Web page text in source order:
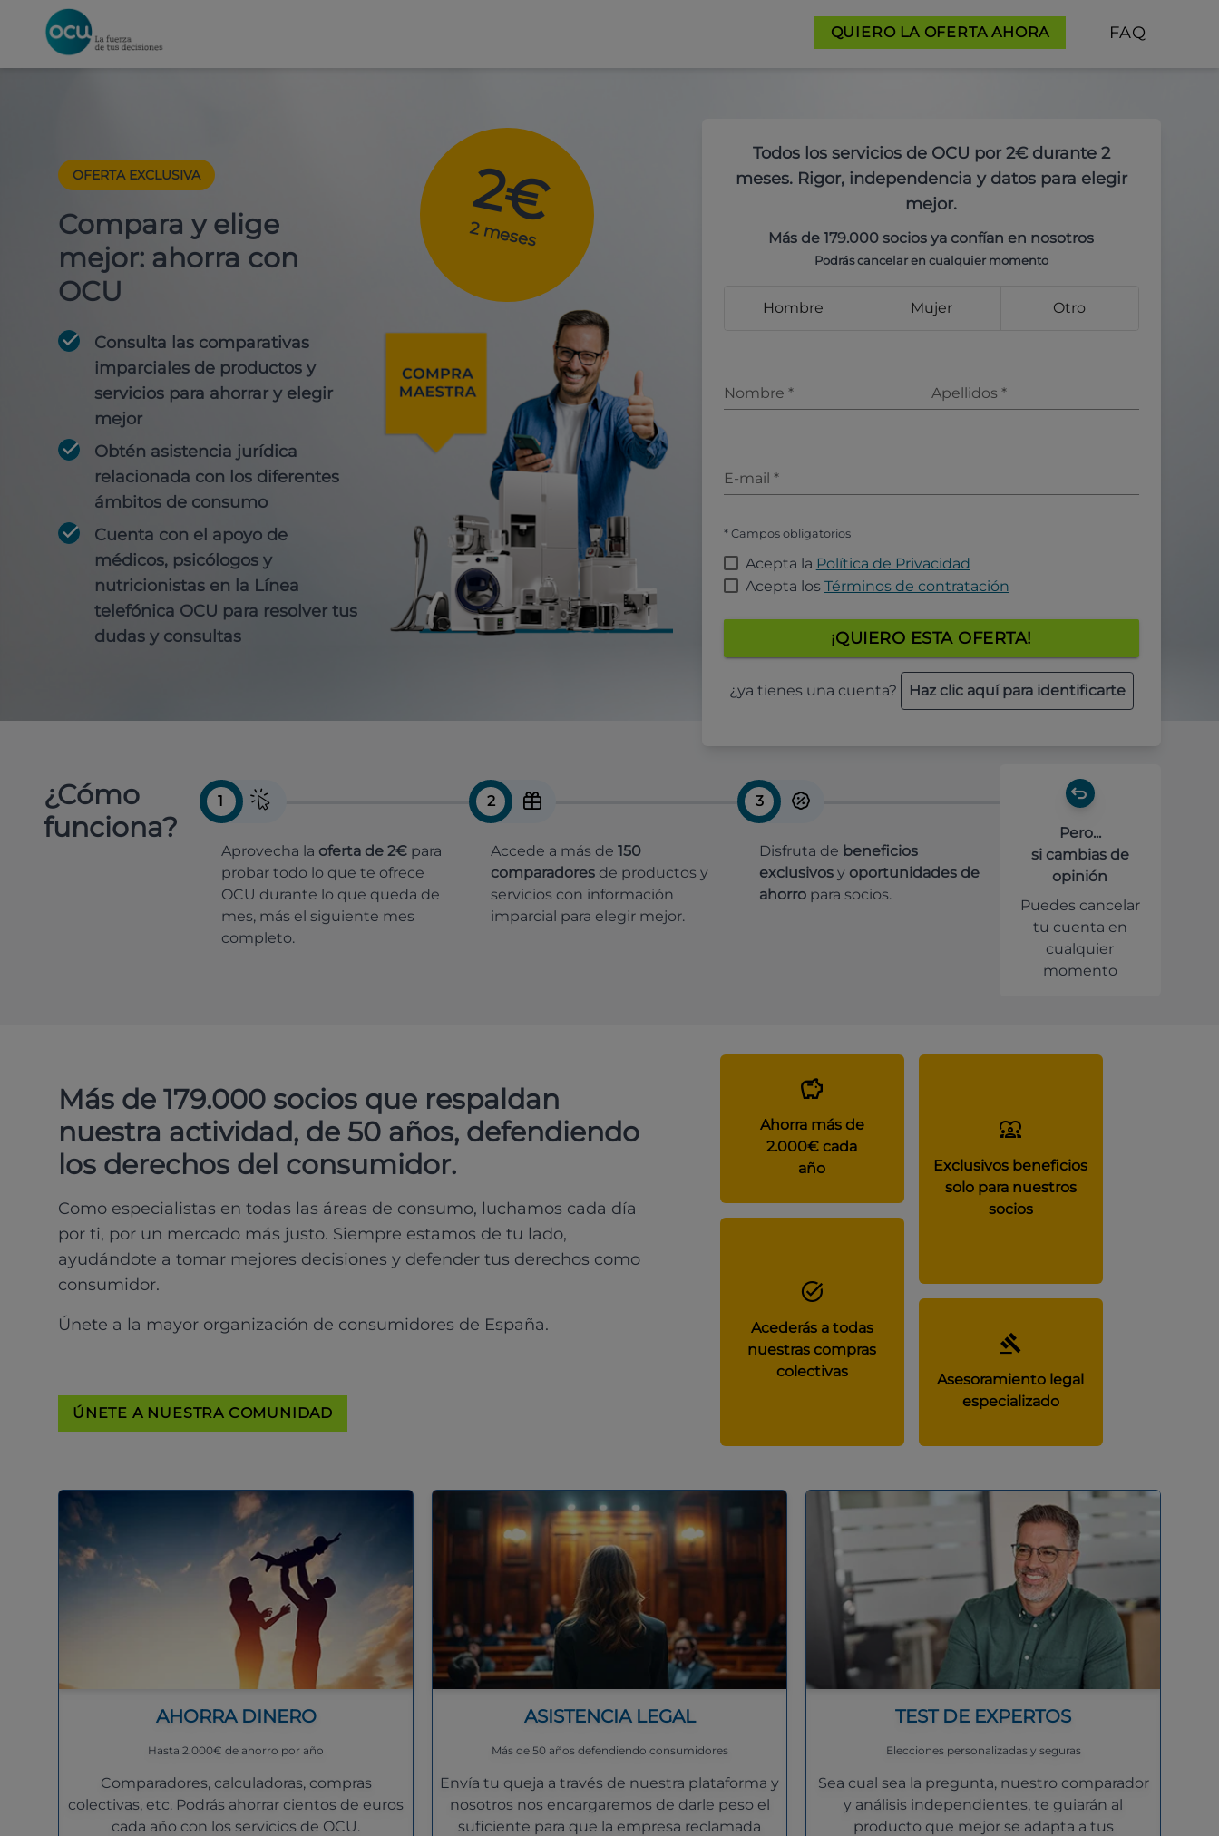
QUIERO LA OFERTA AHORA FAQ
OFERTA EXCLUSIVA
Compara y elige
mejor: ahorra con
OCU
Consulta las comparativas
imparciales de productos y
servicios para ahorrar y elegir
mejor
Obtén asistencia jurídica
relacionada con los diferentes
ámbitos de consumo
Cuenta con el apoyo de
médicos, psicólogos y
nutricionistas en la Línea
telefónica OCU para resolver tus
dudas y consultas
2€
2 meses
Todos los servicios de OCU por 2€ durante 2
meses. Rigor, independencia y datos para elegir
mejor.
Más de 179.000 socios ya confían en nosotros
Podrás cancelar en cualquier momento
Hombre Mujer Otro
Nombre * Apellidos *
E-mail *
* Campos obligatorios
Acepta la Política de Privacidad
Acepta los Términos de contratación
¡QUIERO ESTA OFERTA!
¿ya tienes una cuenta? Haz clic aquí para identificarte
¿Cómo
funciona?
1
Aprovecha la oferta de 2€ para
probar todo lo que te ofrece
OCU durante lo que queda de
mes, más el siguiente mes
completo.
2
Accede a más de 150
comparadoresde productos y
servicios con información
imparcial para elegir mejor.
3
Disfruta de beneficios
exclusivos y oportunidades de
ahorro para socios.
Pero...
si cambias de
opinión
Puedes cancelar
tu cuenta en
cualquier
momento
Más de 179.000 socios que respaldan
nuestra actividad, de 50 años, defendiendo
los derechos del consumidor.
Como especialistas en todas las áreas de consumo, luchamos cada día
por ti, por un mercado más justo. Siempre estamos de tu lado,
ayudándote a tomar mejores decisiones y defender tus derechos como
consumidor.
Únete a la mayor organización de consumidores de España.
ÚNETE A NUESTRA COMUNIDAD
Ahorra más de
2.000€ cada
año
Exclusivos beneficios
solo para nuestros
socios
Acederás a todas
nuestras compras
colectivas
Asesoramiento legal
especializado
AHORRA DINERO
Hasta 2.000€ de ahorro por año
Comparadores, calculadoras, compras
colectivas, etc. Podrás ahorrar cientos de euros
cada año con los servicios de OCU.
ASISTENCIA LEGAL
Más de 50 años defendiendo consumidores
Envía tu queja a través de nuestra plataforma y
nosotros nos encargaremos de darle peso el
suficiente para que la empresa reclamada
TEST DE EXPERTOS
Elecciones personalizadas y seguras
Sea cual sea la pregunta, nuestro comparador
y análisis independientes, te guiarán al
producto que mejor se adapta a tus